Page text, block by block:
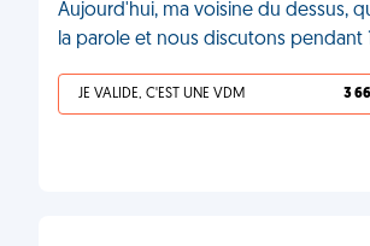
Aujourd'hui, ma voisine du dessus,
la parole et nous discutons
JE VALIDE, C'EST UNE VDM 3